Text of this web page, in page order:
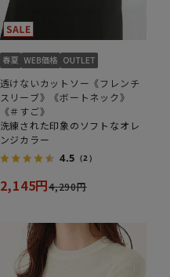
透けないカットソー《フレンチ
スリーブ》《ボートネック》
《＃すご》
洗練された印象のソフトなオレ
ンジカラー
4.5 （2）
2,145円4,290円